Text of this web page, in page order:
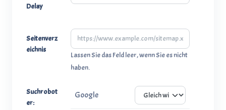
Delay
Seitenverz
eichnis
Lassen Sie das Feld leer, wenn Sie es nicht
haben.
Suchrobot
er:
Google